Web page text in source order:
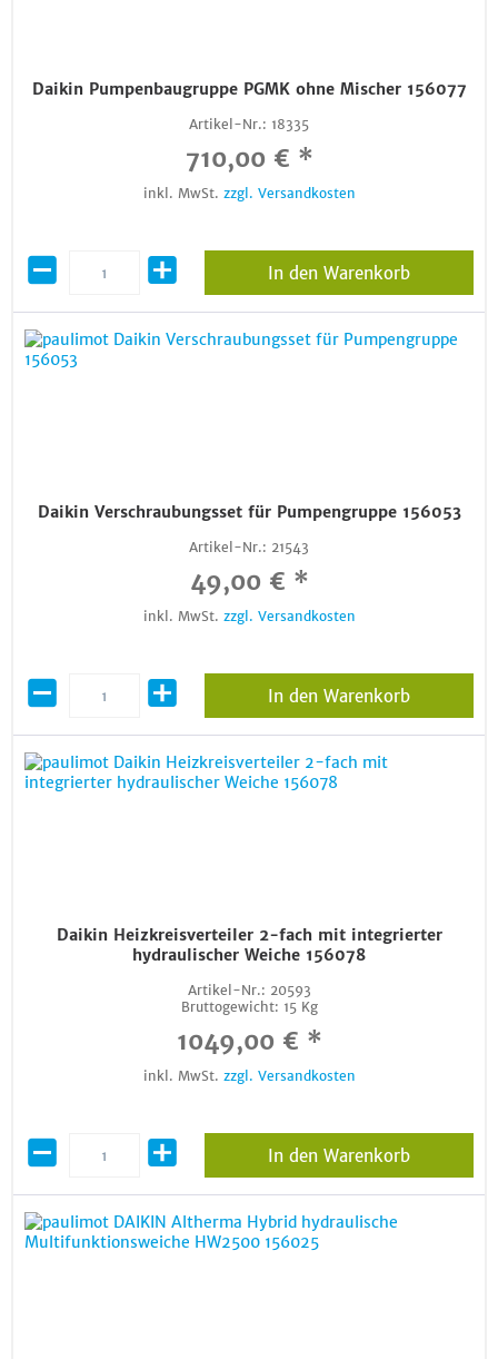
Daikin Pumpenbaugruppe PGMK ohne Mischer 156077
Artikel-Nr.: 18335
710,00 € *
inkl. MwSt. zzgl. Versandkosten
In den Warenkorb
Daikin Verschraubungsset für Pumpengruppe 156053
Artikel-Nr.: 21543
49,00 € *
inkl. MwSt. zzgl. Versandkosten
In den Warenkorb
Daikin Heizkreisverteiler 2-fach mit integrierter
hydraulischer Weiche 156078
Artikel-Nr.: 20593
Bruttogewicht: 15 Kg
1049,00 € *
inkl. MwSt. zzgl. Versandkosten
In den Warenkorb